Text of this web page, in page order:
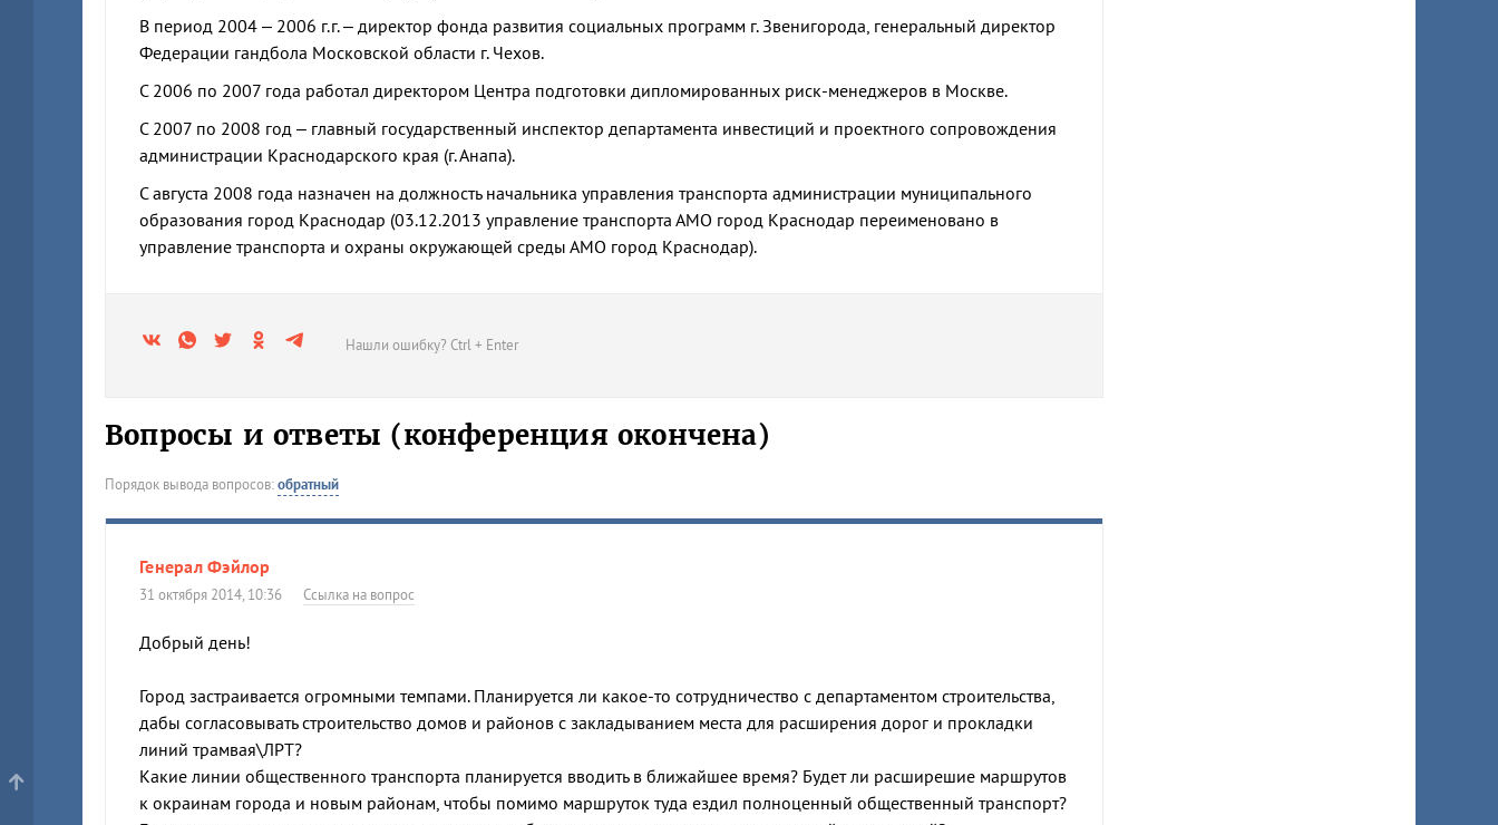
В период 2004 – 2006 г.г. – директор фонда развития социальных программ г. Звенигорода, генеральный директор
Федерации гандбола Московской области г. Чехов.
С 2006 по 2007 года работал директором Центра подготовки дипломированных риск-менеджеров в Москве.
С 2007 по 2008 год – главный государственный инспектор департамента инвестиций и проектного сопровождения
администрации Краснодарского края (г. Анапа).
С августа 2008 года назначен на должность начальника управления транспорта администрации муниципального
образования город Краснодар (03.12.2013 управление транспорта АМО город Краснодар переименовано в
управление транспорта и охраны окружающей среды АМО город Краснодар).
Нашли ошибку? Ctrl + Enter
Вопросы и ответы (конференция окончена)
Порядок вывода вопросов:обратный
Генерал Фэйлор
31 октября 2014, 10:36 Ссылка на вопрос
Добрый день!
Город застраивается огромными темпами. Планируется ли какое-то сотрудничество с департаментом строительства,
дабы согласовывать строительство домов и районов с закладыванием места для расширения дорог и прокладки
линий трамвая\ЛРТ?
Какие линии общественного транспорта планируется вводить в ближайшее время? Будет ли расширешие маршрутов
к окраинам города и новым районам, чтобы помимо маршруток туда ездил полноценный общественный транспорт?